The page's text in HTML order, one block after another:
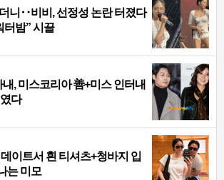
니‥비비, 선정성 논란 터졌다
터밤” 시끌
내, 미스코리아 善+미스 인터내
다
이트서 흰 티셔츠+청바지 입
는 미모